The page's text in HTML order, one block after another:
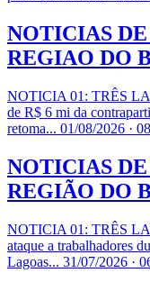
NOTICIAS
REGIAO DO
NOTICIA 01: TRÊS
de R$ 6 mi da
retoma... 01/08/2026 ·
NOTICIAS
REGIÃO DO
NOTICIA 01: TRÊS
ataque a trabalhadores
Lagoas... 31/07/2026 ·